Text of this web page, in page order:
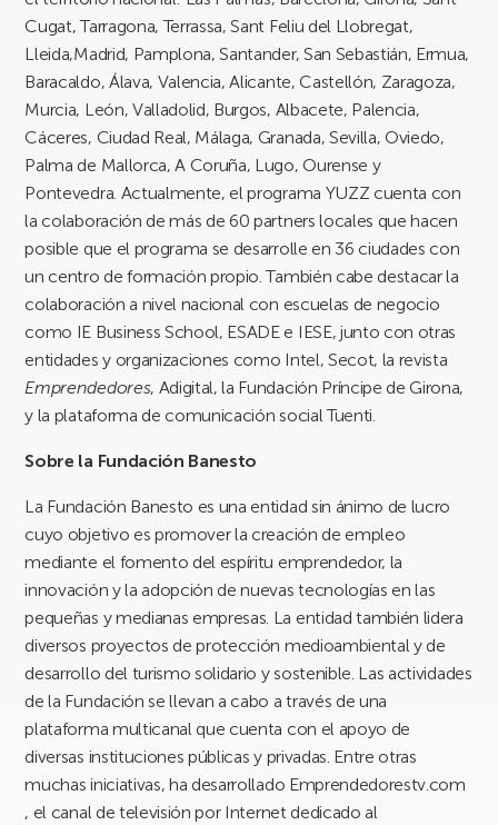
Cugat, Tarragona, Terrassa, Sant Feliu del Llobregat,
Lleida,Madrid, Pamplona, Santander, San Sebastián, Ermua,
Baracaldo, Álava, Valencia, Alicante, Castellón, Zaragoza,
Murcia, León, Valladolid, Burgos, Albacete, Palencia,
Cáceres, Ciudad Real, Málaga, Granada, Sevilla, Oviedo,
Palma de Mallorca, A Coruña, Lugo, Ourense y
Pontevedra. Actualmente, el programa YUZZ cuenta con
la colaboración de más de 60 partners locales que hacen
posible que el programa se desarrolle en 36 ciudades con
un centro de formación propio. También cabe destacar la
colaboración a nivel nacional con escuelas de negocio
como IE Business School, ESADE e IESE, junto con otras
entidades y organizaciones como Intel, Secot, la revista
Emprendedores, Adigital, la Fundación Príncipe de Girona,
y la plataforma de comunicación social Tuenti.
Sobre la Fundación Banesto
La Fundación Banesto es una entidad sin ánimo de lucro
cuyo objetivo es promover la creación de empleo
mediante el fomento del espíritu emprendedor, la
innovación y la adopción de nuevas tecnologías en las
pequeñas y medianas empresas. La entidad también lidera
diversos proyectos de protección medioambiental y de
desarrollo del turismo solidario y sostenible. Las actividades
de la Fundación se llevan a cabo a través de una
plataforma multicanal que cuenta con el apoyo de
diversas instituciones públicas y privadas. Entre otras
muchas iniciativas, ha desarrollado Emprendedorestv.com
, el canal de televisión por Internet dedicado al